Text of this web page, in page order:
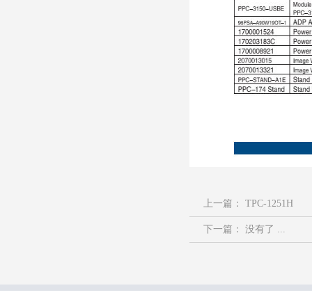
上一篇： TPC-1251H
下一篇： 没有了 ...